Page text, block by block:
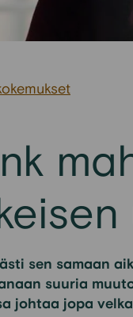
sen samaan
suuria
johtaa jopa